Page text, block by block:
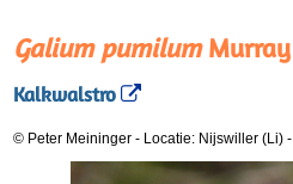
Galium pumilumMurray
Kalkwalstro
© Peter Meininger - Locatie: Nijswiller (Li) -